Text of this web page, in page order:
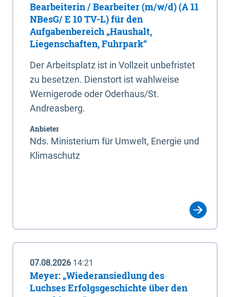
Bearbeiterin / Bearbeiter (m/w/d) (A 11
NBesG/ E 10 TV-L) für den
Aufgabenbereich „Haushalt,
Liegenschaften, Fuhrpark“
Der Arbeitsplatz ist in Vollzeit unbefristet
zu besetzen. Dienstort ist wahlweise
Wernigerode oder Oderhaus/St.
Andreasberg.
Anbieter
Nds. Ministerium für Umwelt, Energie und
Klimaschutz
07.08.2026 14:21
Meyer: „Wiederansiedlung des
Luchses Erfolgsgeschichte über den